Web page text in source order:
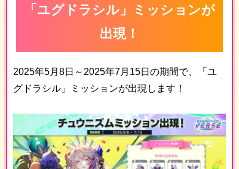
「ユグドラシル」ミッションが
出現！
2025年5月8日～2025年7月15日の期間で、「ユ
グドラシル」ミッションが出現します！